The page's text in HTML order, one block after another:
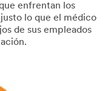
enfrentan los
lo que el médico
de sus empleados